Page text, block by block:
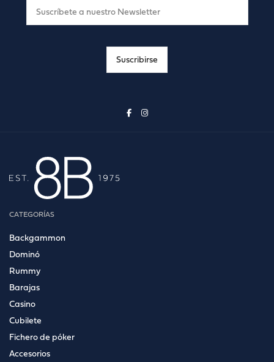
CATEGORÍAS
Backgammon
Dominó
Rummy
Barajas
Casino
Cubilete
Fichero de póker
Accesorios